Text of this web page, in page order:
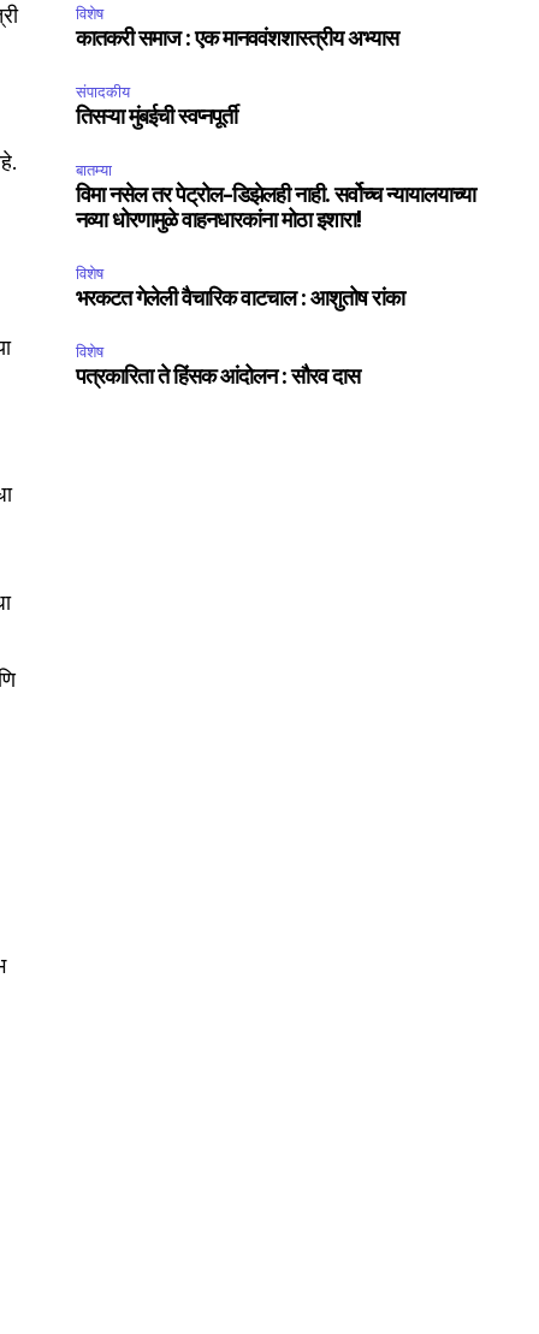
विशेष
कातकरी समाज : एक मानववंशशास्त्रीय अभ्यास
संपादकीय
तिसऱ्या मुंबईची स्वप्नपूर्ती
बातम्या
विमा नसेल तर पेट्रोल-डिझेलही नाही. सर्वोच्च न्यायालयाच्या
नव्या धोरणामुळे वाहनधारकांना मोठा इशारा!
विशेष
भरकटत गेलेली वैचारिक वाटचाल : आशुतोष रांका
विशेष
पत्रकारिता ते हिंसक आंदोलन : सौरव दास